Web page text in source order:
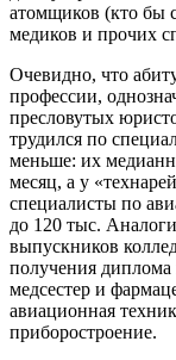
атомщиков (кто бы
медиков и прочих
Очевидно, что
профессии,
пресловутых
трудился по
меньше: их
месяц, а у
специалисты по
до 120 тыс.
выпускников
получения диплома
медсестер и
авиационная
приборостроение.